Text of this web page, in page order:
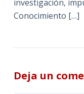
investigación,
Conocimiento […]
Deja un